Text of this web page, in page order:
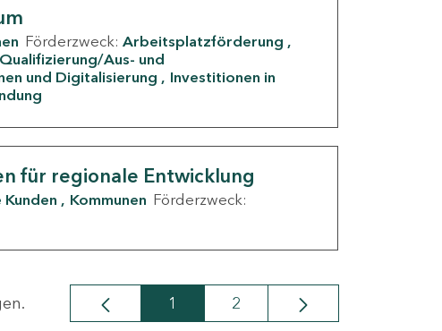
Förderzweck: Arbeitsplatzförderung
Qualifizierung/Aus- und
und Digitalisierung
Investitionen in
für regionale Entwicklung
Kommunen Förderzweck:
Seite
1 Seite
2